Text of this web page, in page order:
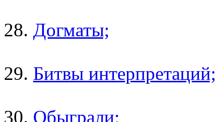
28. Догматы;
29. Битвы интерпретаций;
30. Обыграли;